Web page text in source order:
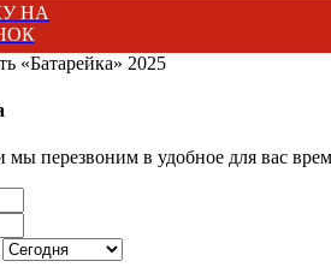
НА
«Батарейка» 2025
мы перезвоним в удобное для вас